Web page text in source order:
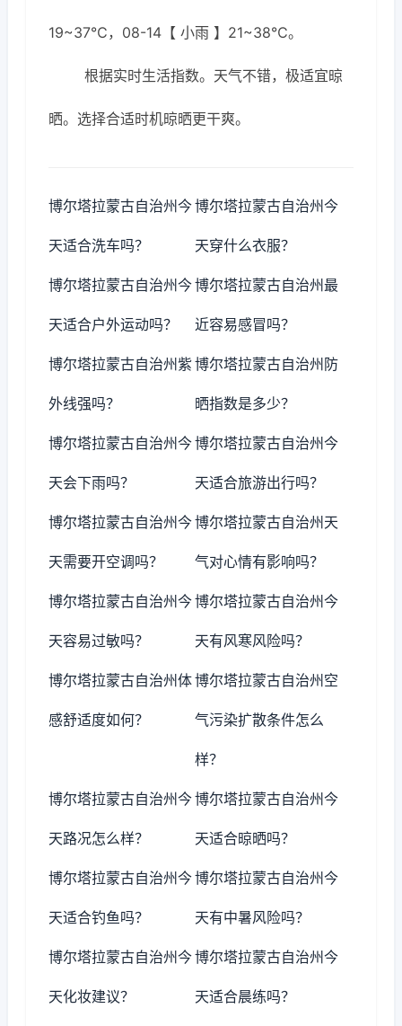
19~37℃，08-14【 小雨 】21~38℃。
根据实时生活指数。天气不错，极适宜晾
晒。选择合适时机晾晒更干爽。
博尔塔拉蒙古自治州今
天适合洗车吗？
博尔塔拉蒙古自治州今
天穿什么衣服？
博尔塔拉蒙古自治州今
天适合户外运动吗？
博尔塔拉蒙古自治州最
近容易感冒吗？
博尔塔拉蒙古自治州紫
外线强吗？
博尔塔拉蒙古自治州防
晒指数是多少？
博尔塔拉蒙古自治州今
天会下雨吗？
博尔塔拉蒙古自治州今
天适合旅游出行吗？
博尔塔拉蒙古自治州今
天需要开空调吗？
博尔塔拉蒙古自治州天
气对心情有影响吗？
博尔塔拉蒙古自治州今
天容易过敏吗？
博尔塔拉蒙古自治州今
天有风寒风险吗？
博尔塔拉蒙古自治州体
感舒适度如何？
博尔塔拉蒙古自治州空
气污染扩散条件怎么
样？
博尔塔拉蒙古自治州今
天路况怎么样？
博尔塔拉蒙古自治州今
天适合晾晒吗？
博尔塔拉蒙古自治州今
天适合钓鱼吗？
博尔塔拉蒙古自治州今
天有中暑风险吗？
博尔塔拉蒙古自治州今
天化妆建议？
博尔塔拉蒙古自治州今
天适合晨练吗？